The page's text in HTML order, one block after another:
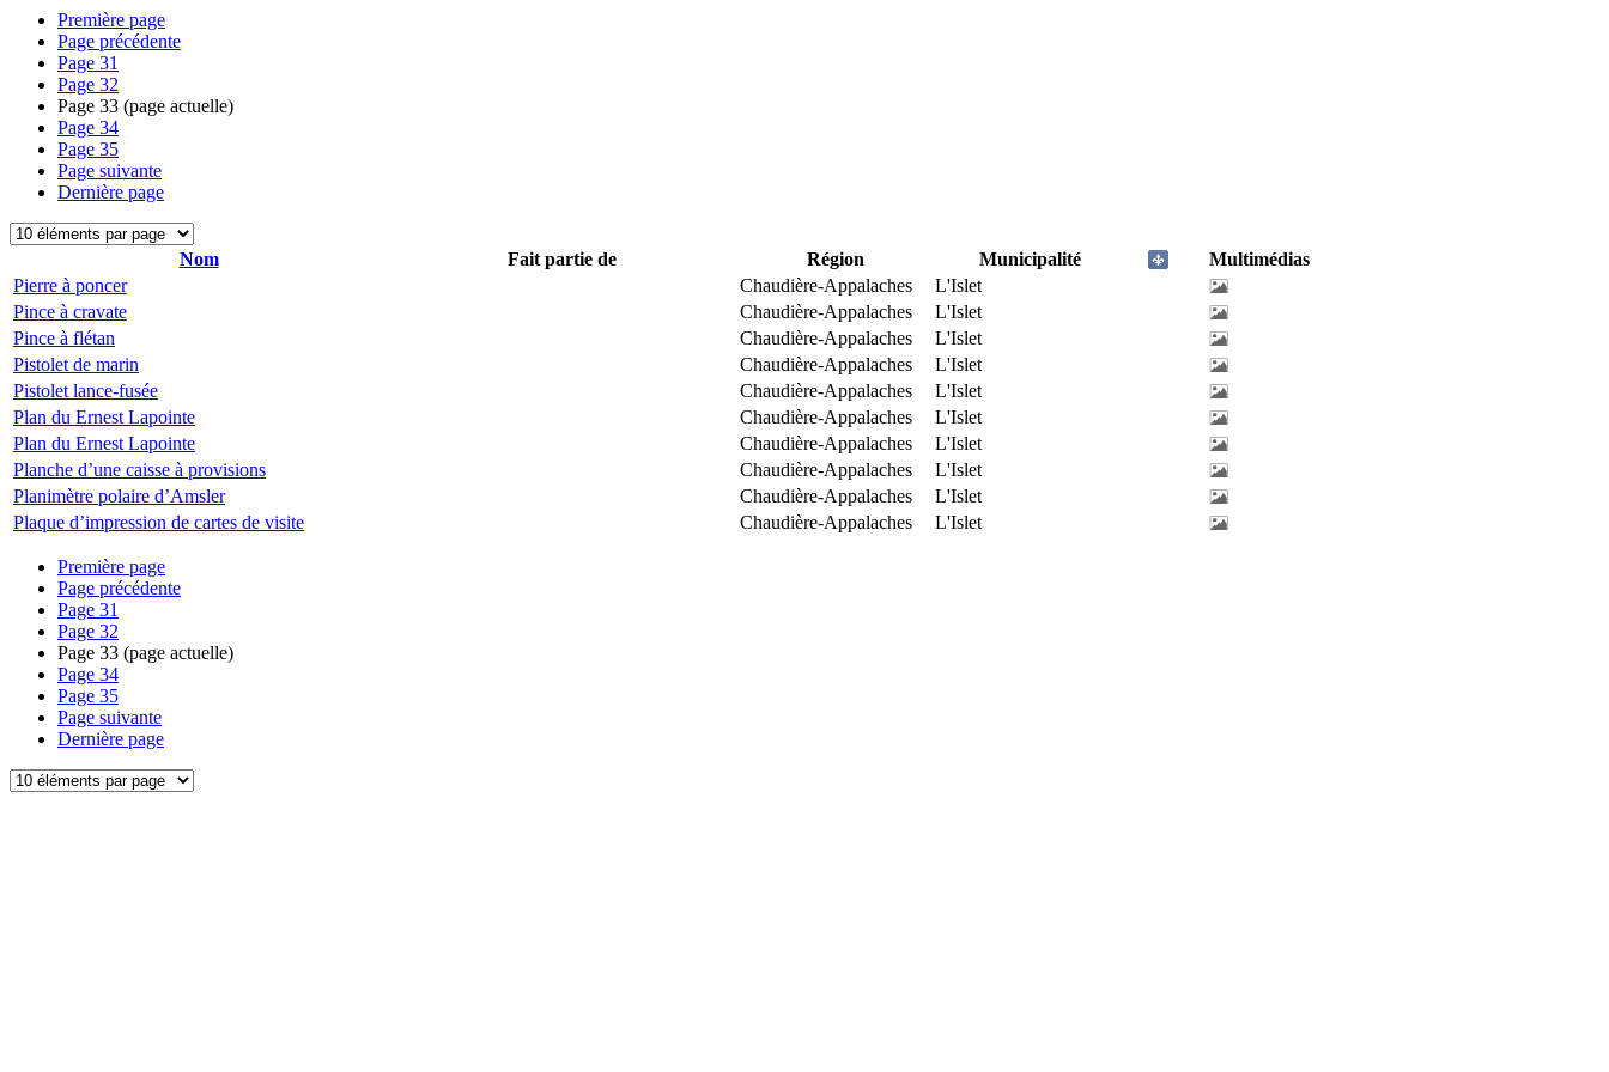
Première page
Page précédente
Page 31
Page 32
Page 33 (page actuelle)
Page 34
Page 35
Page suivante
Dernière page
Nom Fait partie de Région Municipalité
Multimédias
Pierre à poncer
Chaudière-Appalaches
L'Islet
Pince à cravate
Chaudière-Appalaches
L'Islet
Pince à flétan
Chaudière-Appalaches
L'Islet
Pistolet de marin
Chaudière-Appalaches
L'Islet
Pistolet lance-fusée
Chaudière-Appalaches
L'Islet
Plan du Ernest Lapointe
Chaudière-Appalaches
L'Islet
Plan du Ernest Lapointe
Chaudière-Appalaches
L'Islet
Planche d’une caisse à provisions
Chaudière-Appalaches
L'Islet
Planimètre polaire d’Amsler
Chaudière-Appalaches
L'Islet
Plaque d’impression de cartes de visite
Chaudière-Appalaches L'Islet
Première page
Page précédente
Page 31
Page 32
Page 33 (page actuelle)
Page 34
Page 35
Page suivante
Dernière page